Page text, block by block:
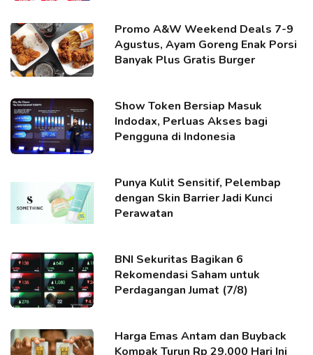
Promo A&W Weekend Deals 7-9
Agustus, Ayam Goreng Enak Porsi
Banyak Plus Gratis Burger
Show Token Bersiap Masuk
Indodax, Perluas Akses bagi
Pengguna di Indonesia
Punya Kulit Sensitif, Pelembap
dengan Skin Barrier Jadi Kunci
Perawatan
BNI Sekuritas Bagikan 6
Rekomendasi Saham untuk
Perdagangan Jumat (7/8)
Harga Emas Antam dan Buyback
Kompak Turun Rp 29.000 Hari Ini